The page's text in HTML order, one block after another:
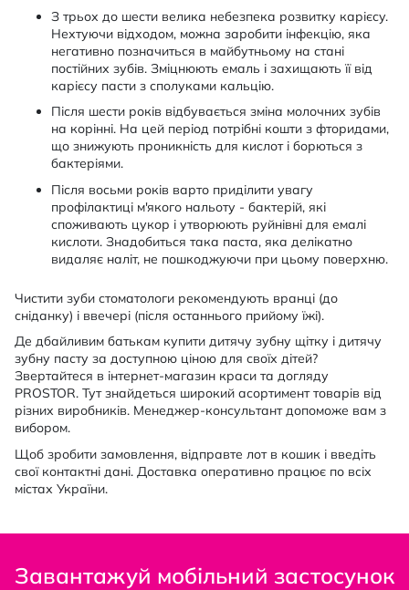
З трьох до шести велика небезпека розвитку карієсу.
Нехтуючи відходом, можна заробити інфекцію, яка
негативно позначиться в майбутньому на стані
постійних зубів. Зміцнюють емаль і захищають її від
карієсу пасти з сполуками кальцію.
Після шести років відбувається зміна молочних зубів
на корінні. На цей період потрібні кошти з фторидами,
що знижують проникність для кислот і борються з
бактеріями.
Після восьми років варто приділити увагу
профілактиці м'якого нальоту - бактерій, які
споживають цукор і утворюють руйнівні для емалі
кислоти. Знадобиться така паста, яка делікатно
видаляє наліт, не пошкоджуючи при цьому поверхню.
Чистити зуби стоматологи рекомендують вранці (до
сніданку) і ввечері (після останнього прийому їжі).
Де дбайливим батькам купити дитячу зубну щітку і дитячу
зубну пасту за доступною ціною для своїх дітей?
Звертайтеся в інтернет-магазин краси та догляду
PROSTOR. Тут знайдеться широкий асортимент товарів від
різних виробників. Менеджер-консультант допоможе вам з
вибором.
Щоб зробити замовлення, відправте лот в кошик і введіть
свої контактні дані. Доставка оперативно працює по всіх
містах України.
Завантажуй мобільний застосунок